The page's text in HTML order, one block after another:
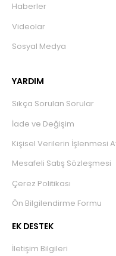
Haberler
Videolar
Sosyal Medya
YARDIM
Sıkça Sorulan Sorular
İade ve Değişim
Kişisel Verilerin İşlenmesi
Mesafeli Satış Sözleşmesi
Çerez Politikası
Ön Bilgilendirme Formu
EK DESTEK
İletişim Bilgileri